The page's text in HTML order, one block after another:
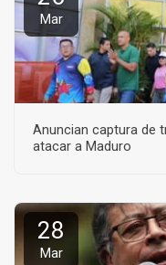
Mar
Anuncian captura de
atacar a Maduro
28
Mar